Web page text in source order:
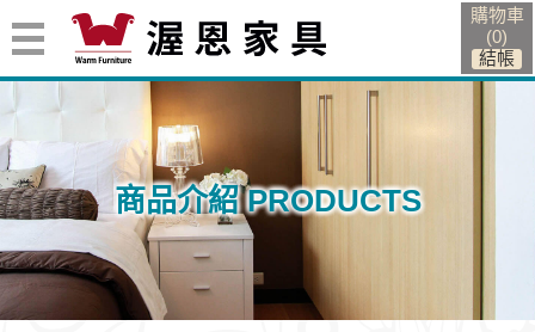
購物車
(0)
商品介紹 PRODUCTS